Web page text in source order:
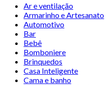
Ar e ventilação
Armarinho e Artesanato
Automotivo
Bar
Bebê
Bomboniere
Brinquedos
Casa Inteligente
Cama e banho